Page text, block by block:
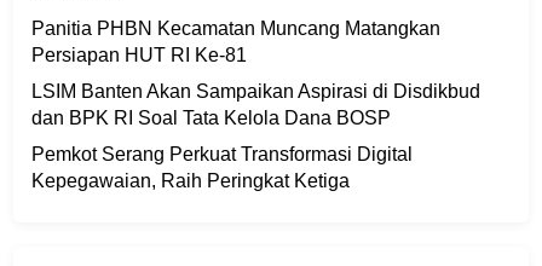
Panitia PHBN Kecamatan Muncang Matangkan
Persiapan HUT RI Ke-81
LSIM Banten Akan Sampaikan Aspirasi di Disdikbud
dan BPK RI Soal Tata Kelola Dana BOSP
Pemkot Serang Perkuat Transformasi Digital
Kepegawaian, Raih Peringkat Ketiga